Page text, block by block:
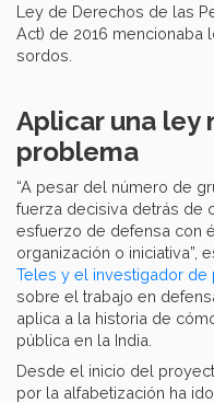
Ley de Derechos de las
Act) de 2016 mencionaba
sordos.
Aplicar una ley
problema
“A pesar del número de
fuerza decisiva detrás de
esfuerzo de defensa con
organización o iniciativa”,
Teles y el investigador de
sobre el trabajo en
aplica a la historia de
pública en la India.
Desde el inicio del
por la alfabetización ha